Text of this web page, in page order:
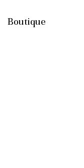
Boutique